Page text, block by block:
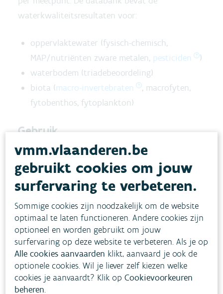
waterkwaliteitsresultaten voor:
oppervlaktewater (fysisch-chemisch,
MAP/nutriënten zware metalen, pesticiden
)
waterbodem (triadebeoordeling)
biota (macro-invertebraten
, macrofyten,
fytobenthos, fytoplankton)
Gebruik
Zoek eerst het meetpuntnummer op kaart op
voordat je het databankrapport opent. Het
meetpuntnummer heb je nodig om de resultaten
Beschik je over een GIS-tool zoals het vrij
beschikbareQGIS? Dan kan je de locaties van
meetplaatsen vrij downloaden.
Voorbeeldweergave
vmm.vlaanderen.be
gebruikt cookies om jouw
surfervaring te verbeteren.
Sommige cookies zijn noodzakelijk om de website
optimaal te laten functioneren. Andere cookies zijn
optioneel en worden gebruikt om jouw
surfervaring op deze website te verbeteren. Als je op
Alle cookies aanvaarden klikt, aanvaard je ook de
optionele cookies. Wil je liever zelf kiezen welke
cookies je aanvaardt? Klik opCookievoorkeuren
beheren.